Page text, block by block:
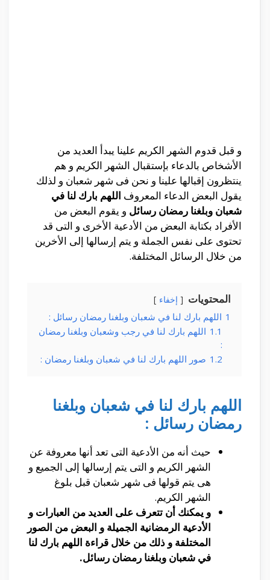
و قبل قدوم الشهر الكريم علينا يبدأ العديد من
الأشخاص بالدعاء بإستقبال الشهر الكريم و هم
ينتظرون إقبالها علينا و نحن فى شهر شعبان و لذلك
يقول البعض الدعاء المعروف اللهم بارك لنا في
شعبان وبلغنا رمضان رسائل و يقوم البعض من
الأفراد بكتابة البعض من الأدعية الأخرى و التى قد
تحتوى على نفس الجملة و يتم إرسالها إلى الأخرين
من خلال الرسائل المختلفة.
المحتويات إخفاء
1 اللهم بارك لنا في شعبان وبلغنا رمضان رسائل :
1.1 اللهم بارك لنا في رجب وشعبان وبلغنا رمضان
:
1.2 صور اللهم بارك لنا في شعبان وبلغنا رمضان :
اللهم بارك لنا في شعبان وبلغنا
رمضان رسائل :
حيث أنه من الأدعية التى تعد أنها معروفة عن
الشهر الكريم و التى يتم إرسالها إلى الجميع و
هى يتم قولها فى شهر شعبان قبل بلوغ
الشهر الكريم.
و يمكنك أن تتعرف على العديد من العبارات و
الأدعية الرمضانية الجميلة و البعض من الصور
المختلفة و ذلك من خلال قراءة اللهم بارك لنا
في شعبان وبلغنا رمضان رسائل.